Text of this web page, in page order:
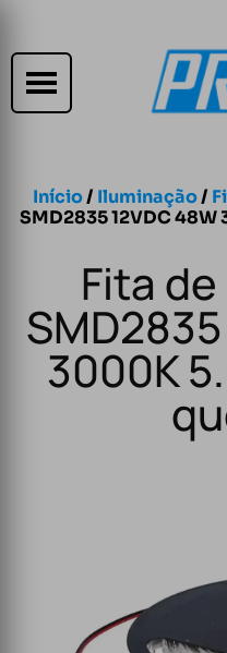
Início/ Iluminação/
SMD2835 12VDC
Fita
3000K